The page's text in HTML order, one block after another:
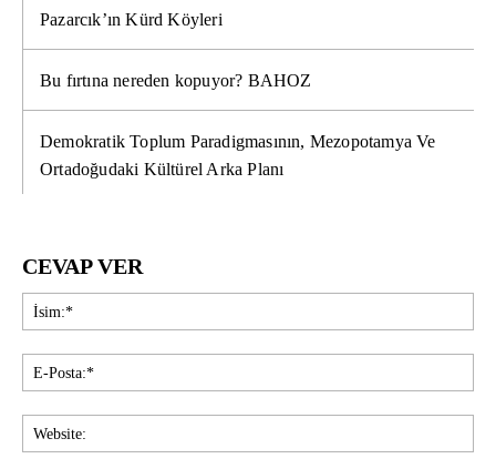
Pazarcık’ın Kürd Köyleri
Bu fırtına nereden kopuyor? BAHOZ
Demokratik Toplum Paradigmasının, Mezopotamya Ve
Ortadoğudaki Kültürel Arka Planı
CEVAP VER